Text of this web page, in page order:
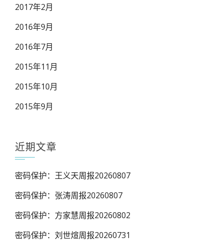
2017年2月
2016年9月
2016年7月
2015年11月
2015年10月
2015年9月
近期文章
密码保护：王义天周报20260807
密码保护：张涛周报20260807
密码保护：方家慧周报20260802
密码保护：刘世煊周报20260731